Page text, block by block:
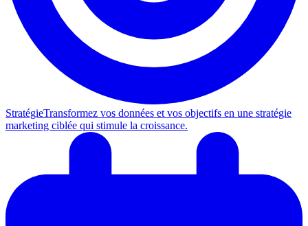
StratégieTransformez vos données et vos objectifs en une stratégie
marketing ciblée qui stimule la croissance.